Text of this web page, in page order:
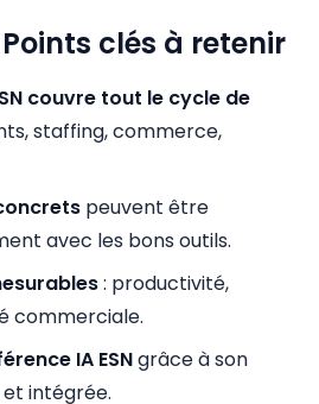
clés à retenir
couvre tout le cycle de
staffing, commerce,
peuvent être
avec les bons outils.
: productivité,
commerciale.
IA ESNgrâce à son
intégrée.